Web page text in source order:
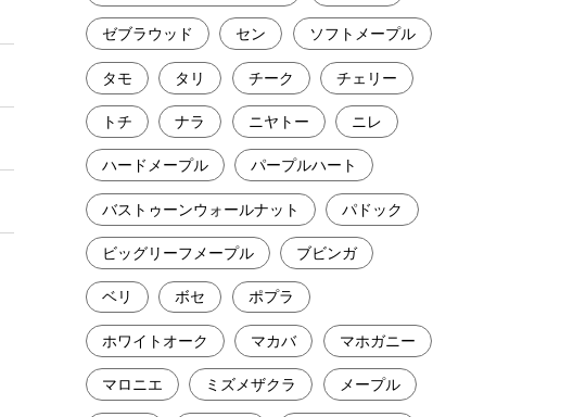
ゼブラウッド セン ソフトメープル
タモ タリ チーク チェリー
トチ ナラ ニヤトー ニレ
ハードメープル パープルハート
バストゥーンウォールナット パドック
ビッグリーフメープル ブビンガ
ベリ ボセ ポプラ
ホワイトオーク マカバ マホガニー
マロニエ ミズメザクラ メープル